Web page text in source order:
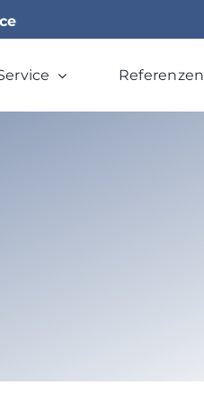
Referenzen